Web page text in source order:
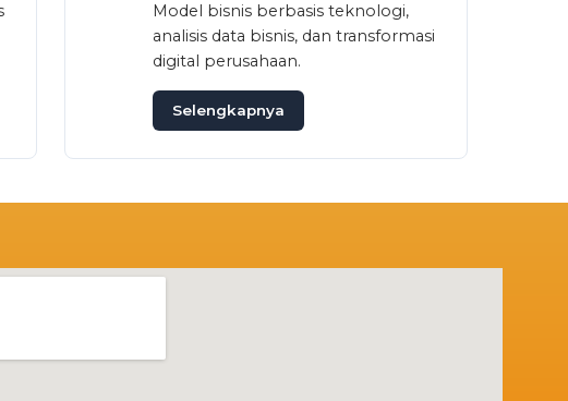
Model bisnis berbasis teknologi,
analisis data bisnis, dan transformasi
digital perusahaan.
Selengkapnya